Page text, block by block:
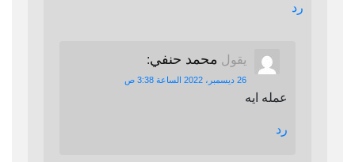
رد
يقول محمد حنفي:
26 ديسمبر، 2022 الساعة 3:38 ص
عمله ايه
رد